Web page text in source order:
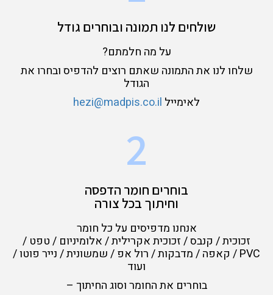
שולחים לנו תמונה ובוחרים גודל
על מה חלמתם?
שלחו לנו את התמונה שאתם רוצים להדפיס ובחרו את
הגודל
לאימייל hezi@madpis.co.il
2
בוחרים חומר הדפסה
וחיתוך בכל צורה
אנחנו מדפיסים על כל חומר
זכוכית / קנבס / זכוכית אקרילית / אלומיניום / טפט /
PVC / קאפה / מדבקות / רול אפ / שמשונית / נייר פוטו /
ועוד
בוחרים את החומר וסוג החיתוך –